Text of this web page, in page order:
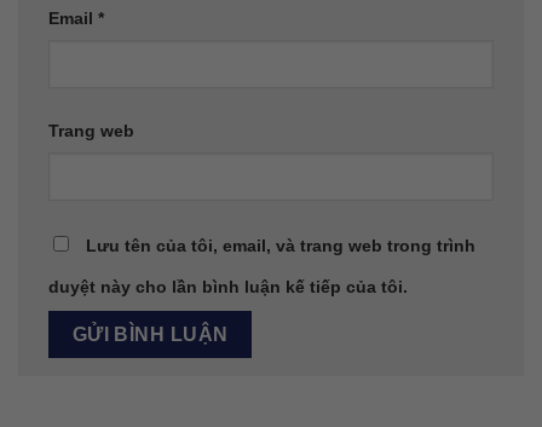
Email *
Trang web
Lưu tên của tôi, email, và trang web trong trình
duyệt này cho lần bình luận kế tiếp của tôi.